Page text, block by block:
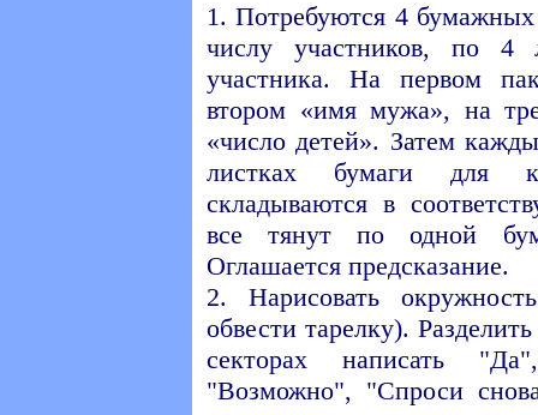
1. Потребуются 4
числу участников, по 4
участника. На первом
втором «имя мужа», на
«число детей». Затем
листках бумаги для
складываются в
все тянут по одной
Оглашается предсказание.
2. Нарисовать
обвести тарелку).
секторах написать
"Возможно", "Спроси